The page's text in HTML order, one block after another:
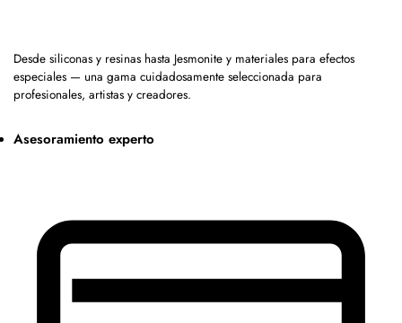
Desde siliconas y resinas hasta Jesmonite y materiales para efectos
especiales — una gama cuidadosamente seleccionada para
profesionales, artistas y creadores.
Asesoramiento experto